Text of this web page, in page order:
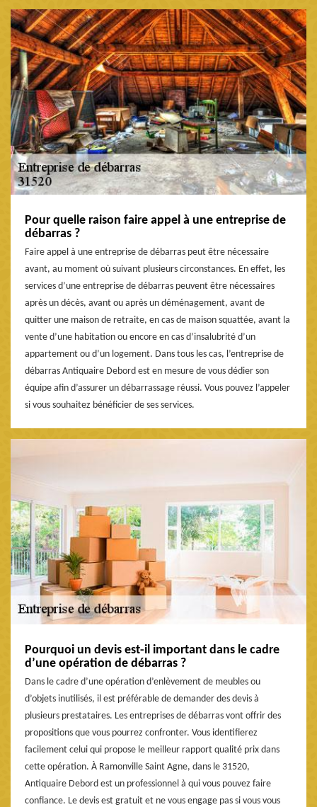
Pour quelle raison faire appel à une entreprise de
débarras ?
Faire appel à une entreprise de débarras peut être nécessaire
avant, au moment où suivant plusieurs circonstances. En effet, les
services d’une entreprise de débarras peuvent être nécessaires
après un décès, avant ou après un déménagement, avant de
quitter une maison de retraite, en cas de maison squattée, avant la
vente d’une habitation ou encore en cas d’insalubrité d’un
appartement ou d’un logement. Dans tous les cas, l’entreprise de
débarras Antiquaire Debord est en mesure de vous dédier son
équipe afin d’assurer un débarrassage réussi. Vous pouvez l’appeler
si vous souhaitez bénéficier de ses services.
Pourquoi un devis est-il important dans le cadre
d’une opération de débarras ?
Dans le cadre d’une opération d’enlèvement de meubles ou
d’objets inutilisés, il est préférable de demander des devis à
plusieurs prestataires. Les entreprises de débarras vont offrir des
propositions que vous pourrez confronter. Vous identifierez
facilement celui qui propose le meilleur rapport qualité prix dans
cette opération. À Ramonville Saint Agne, dans le 31520,
Antiquaire Debord est un professionnel à qui vous pouvez faire
confiance. Le devis est gratuit et ne vous engage pas si vous vous